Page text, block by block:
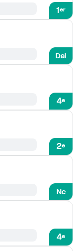
1er
Dai
4e
2e
Nc
4e